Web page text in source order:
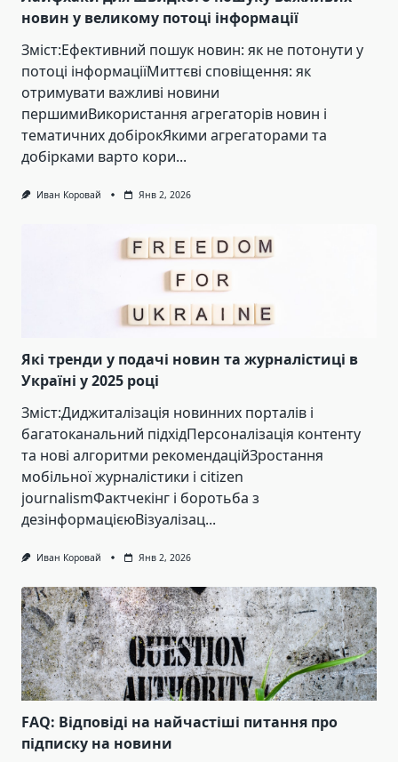
новин у великому потоці інформації
Зміст:Ефективний пошук новин: як не потонути у
потоці інформаціїМиттєві сповіщення: як
отримувати важливі новини
першимиВикористання агрегаторів новин і
тематичних добірокЯкими агрегаторами та
добірками варто кори...
Иван Коровай Янв 2, 2026
Які тренди у подачі новин та журналістиці в
Україні у 2025 році
Зміст:Диджиталізація новинних порталів і
багатоканальний підхідПерсоналізація контенту
та нові алгоритми рекомендаційЗростання
мобільної журналістики і citizen
journalismФактчекінг і боротьба з
дезінформацієюВізуалізац...
Иван Коровай Янв 2, 2026
FAQ: Відповіді на найчастіші питання про
підписку на новини